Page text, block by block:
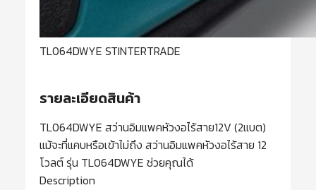
TL064DWYE STINTERTRADE
รายละเอียดสินค้า
TL064DWYE สว่านอิมแพคหัวงอไร้สาย12V (2แบต)
แม้จะที่แคบหรือเข้าไม่ถึง สว่านอิมแพคหัวงอไร้สาย 12
โวลต์ รุ่น TL064DWYE ช่วยคุณได้
Description